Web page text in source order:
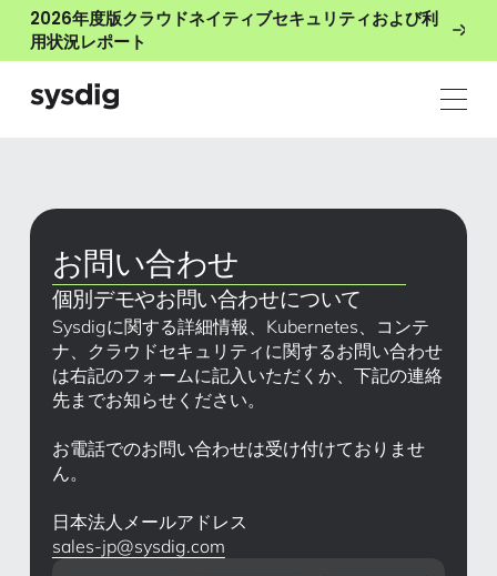
2026年度版クラウドネイティブセキュリティおよび利
用状況レポート
お問い合わせ
個別デモやお問い合わせについて
Sysdigに関する詳細情報、Kubernetes、コンテ
ナ、クラウドセキュリティに関するお問い合わせ
は右記のフォームに記入いただくか、下記の連絡
先までお知らせください。
お電話でのお問い合わせは受け付けておりませ
ん。
日本法人メールアドレス
sales-jp@sysdig.com